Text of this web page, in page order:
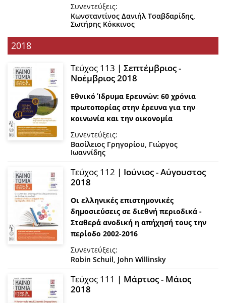
Συνεντεύξεις:
Κωνσταντίνος Δανιήλ Τσαβδαρίδης,
Σωτήρης Κόκκινος
2018
Τεύχος 113 | Σεπτέμβριος -
Νοέμβριος 2018
Εθνικό Ίδρυμα Ερευνών: 60 χρόνια
πρωτοπορίας στην έρευνα για την
κοινωνία και την οικονομία
Συνεντεύξεις:
Βασίλειος Γρηγορίου, Γιώργος
Ιωαννίδης
Τεύχος 112 | Ιούνιος - Αύγουστος
2018
Οι ελληνικές επιστημονικές
δημοσιεύσεις σε διεθνή περιοδικά -
Σταθερά ανοδική η απήχησή τους την
περίοδο 2002-2016
Συνεντεύξεις:
Robin Schuil, John Willinsky
Τεύχος 111 | Μάρτιος - Μάιος
2018